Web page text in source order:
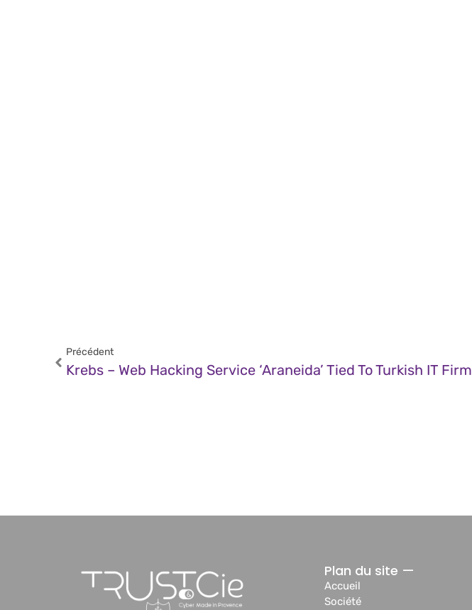
Précédent
Krebs – Web Hacking Service ‘Araneida’ Tied To Turkish IT Firm
Plan du site —
Accueil
Société